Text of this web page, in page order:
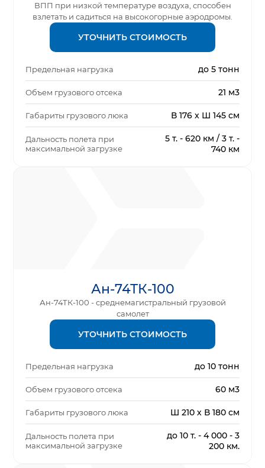
ВПП при низкой температуре воздуха, способен
взлетать и садиться на высокогорные аэродромы.
УТОЧНИТЬ СТОИМОСТЬ
Предельная нагрузка до 5 тонн
Объем грузового отсека 21 м3
Габариты грузового люка В 176 x Ш 145 см
Дальность полета при
максимальной загрузке
5 т. - 620 км / 3 т. -
740 км
Ан-74ТК-100
Ан-74ТК-100 - среднемагистральный грузовой
самолет
УТОЧНИТЬ СТОИМОСТЬ
Предельная нагрузка до 10 тонн
Объем грузового отсека 60 м3
Габариты грузового люка Ш 210 х В 180 см
Дальность полета при
максимальной загрузке
до 10 т. - 4 000 - 3
200 км.